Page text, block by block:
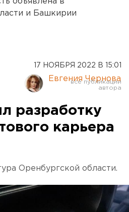
и Башкирии
17 НОЯБРЯ 2022 В 15:01
Евгения Чернова
разработку
карьера
Оренбургской области.